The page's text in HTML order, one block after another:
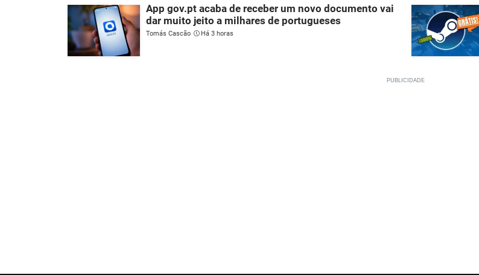
App gov.pt acaba de receber um novo documento vai
dar muito jeito a milhares de portugueses
Tomás Cascão Há 3 horas